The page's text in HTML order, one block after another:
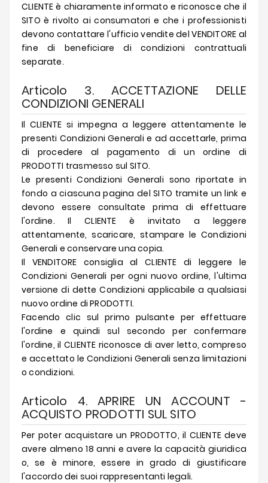
CLIENTE è chiaramente informato e riconosce che il
SITO è rivolto ai consumatori e che i professionisti
devono contattare l'ufficio vendite del VENDITORE al
fine di beneficiare di condizioni contrattuali
separate.
Articolo 3. ACCETTAZIONE DELLE
CONDIZIONI GENERALI
Il CLIENTE si impegna a leggere attentamente le
presenti Condizioni Generali e ad accettarle, prima
di procedere al pagamento di un ordine di
PRODOTTI trasmesso sul SITO.
Le presenti Condizioni Generali sono riportate in
fondo a ciascuna pagina del SITO tramite un link e
devono essere consultate prima di effettuare
l'ordine. Il CLIENTE è invitato a leggere
attentamente, scaricare, stampare le Condizioni
Generali e conservare una copia.
Il VENDITORE consiglia al CLIENTE di leggere le
Condizioni Generali per ogni nuovo ordine, l'ultima
versione di dette Condizioni applicabile a qualsiasi
nuovo ordine di PRODOTTI.
Facendo clic sul primo pulsante per effettuare
l'ordine e quindi sul secondo per confermare
l'ordine, il CLIENTE riconosce di aver letto, compreso
e accettato le Condizioni Generali senza limitazioni
o condizioni.
Articolo 4. APRIRE UN ACCOUNT -
ACQUISTO PRODOTTI SUL SITO
Per poter acquistare un PRODOTTO, il CLIENTE deve
avere almeno 18 anni e avere la capacità giuridica
o, se è minore, essere in grado di giustificare
l'accordo dei suoi rappresentanti legali.